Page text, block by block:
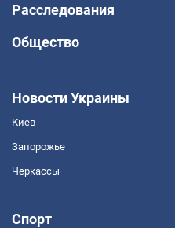
Расследования
Общество
Новости Украины
Киев
Запорожье
Черкассы
Спорт